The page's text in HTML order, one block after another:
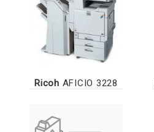
Ricoh AFICIO 3228